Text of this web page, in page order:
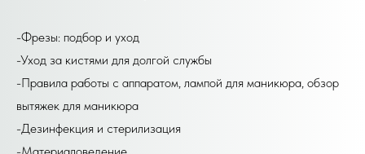
-Фрезы: подбор и уход
-Уход за кистями для долгой службы
-Правила работы с аппаратом, лампой для маникюра, обзор
вытяжек для маникюра
-Дезинфекция и стерилизация